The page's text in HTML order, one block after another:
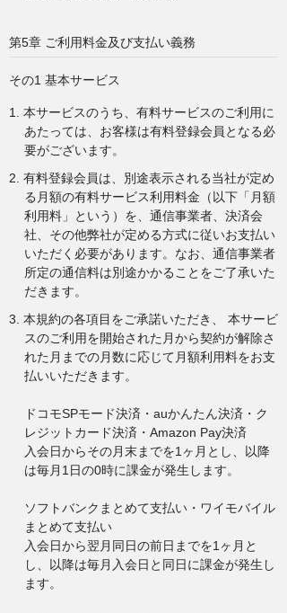
第5章 ご利用料金及び支払い義務
その1 基本サービス
1. 本サービスのうち、有料サービスのご利用に
あたっては、お客様は有料登録会員となる必
要がございます。
2. 有料登録会員は、別途表示される当社が定め
る月額の有料サービス利用料金（以下「月額
利用料」という）を、通信事業者、決済会
社、その他弊社が定める方式に従いお支払い
いただく必要があります。なお、通信事業者
所定の通信料は別途かかることをご了承いた
だきます。
3. 本規約の各項目をご承諾いただき、 本サービ
スのご利用を開始された月から契約が解除さ
れた月までの月数に応じて月額利用料をお支
払いいただきます。
ドコモSPモード決済・auかんたん決済・ク
レジットカード決済・Amazon Pay決済
入会日からその月末までを1ヶ月とし、以降
は毎月1日の0時に課金が発生します。
ソフトバンクまとめて支払い・ワイモバイル
まとめて支払い
入会日から翌月同日の前日までを1ヶ月と
し、以降は毎月入会日と同日に課金が発生し
ます。